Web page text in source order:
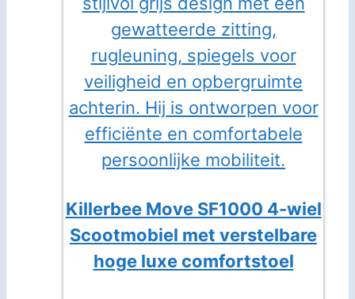
Killerbee Move SF1000 4-wiel
Scootmobiel met verstelbare
hoge luxe comfortstoel